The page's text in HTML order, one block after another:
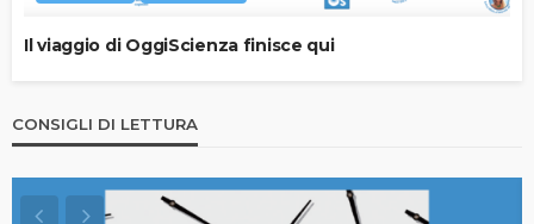
Il viaggio di OggiScienza finisce qui
CONSIGLI DI LETTURA